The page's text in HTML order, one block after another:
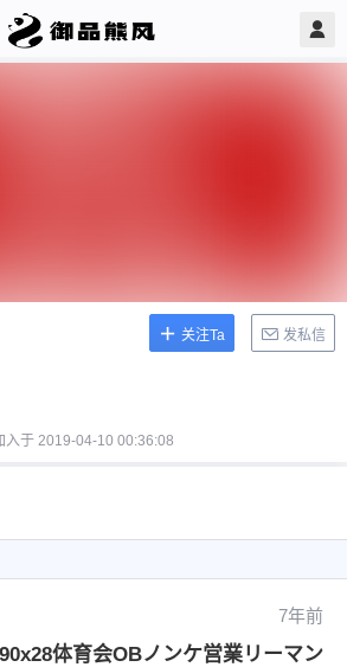
入于 2019-04-10 00:36:08
关注Ta 发私信
7年前
体育会OBノンケ営業リーマン